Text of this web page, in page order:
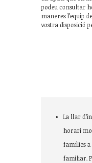
podeu consultar
maneres l’equip
vostra disposició
La llar
horari
famílies
familiar.